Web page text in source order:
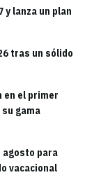
lanza un plan
tras un sólido
en el primer
gama
agosto para
vacacional